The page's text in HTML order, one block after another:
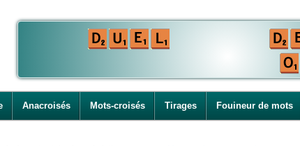
Anacroisés Mots-croisés Tirages Fouineur de mots